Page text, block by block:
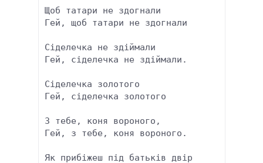
Щоб татари не здогнали
Гей, щоб татари не здогнали
Сіделечка не здіймали
Гей, сіделечка не здіймали.
Сіделечка золотого
Гей, сіделечка золотого
З тебе, коня вороного,
Гей, з тебе, коня вороного.
Як прибіжеш під батьків двір